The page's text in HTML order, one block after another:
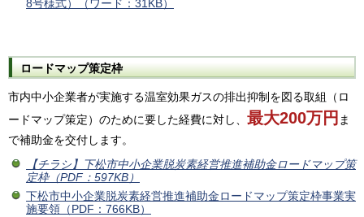
8号様式）（ワード：31KB）
ロードマップ策定枠
市内中小企業者が実施する温室効果ガスの排出抑制を図る取組（ロ
ードマップ策定）のために要した経費に対し、 最大200万円 ま
で補助金を交付します。
【チラシ】下松市中小企業脱炭素経営推進補助金ロードマップ策
定枠（PDF：597KB）
下松市中小企業脱炭素経営推進補助金ロードマップ策定枠事業実
施要領（PDF：766KB）